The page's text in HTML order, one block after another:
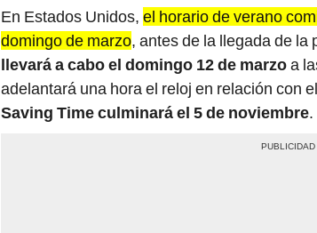
En Estados Unidos, el horario de verano
domingo de marzo, antes de la llegada de la
llevará a cabo el domingo 12 de marzoa
adelantará una hora el reloj en relación con
Saving Time culminará el 5 de noviembre.